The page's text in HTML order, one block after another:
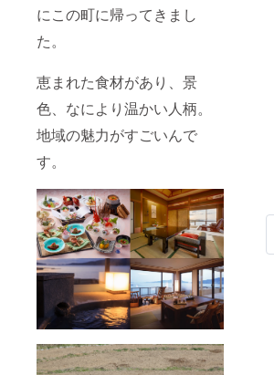
にこの町に帰ってきまし
た。
恵まれた食材があり、景
色、なにより温かい人柄。
地域の魅力がすごいんで
す。